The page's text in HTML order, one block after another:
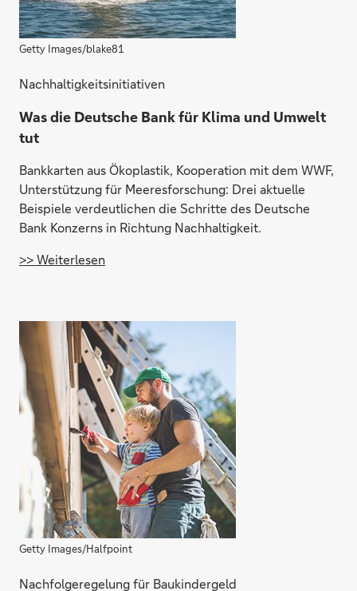
Getty Images/blake81
Nachhaltigkeitsinitiativen
Was die Deutsche Bank für Klima und Umwelt
tut
Bankkarten aus Ökoplastik, Kooperation mit dem WWF,
Unterstützung für Meeresforschung: Drei aktuelle
Beispiele verdeutlichen die Schritte des Deutsche
Bank Konzerns in Richtung Nachhaltigkeit.
>> Weiterlesen
Getty Images/Halfpoint
Nachfolgeregelung für Baukindergeld